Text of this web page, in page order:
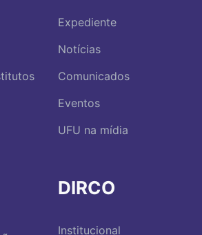
Expediente
Notícias
Comunicados
Eventos
UFU na mídia
DIRCO
Institucional